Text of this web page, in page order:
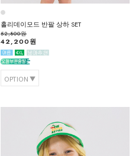
홀리데이모드 반팔 상하 SET
52,800원
42,200원
OPTION